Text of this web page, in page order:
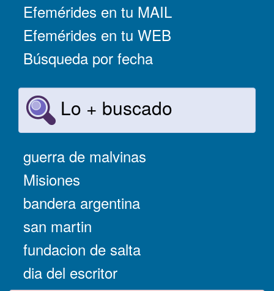
Efemérides en tu MAIL
Efemérides en tu WEB
Búsqueda por fecha
Lo + buscado
guerra de malvinas
Misiones
bandera argentina
san martin
fundacion de salta
dia del escritor